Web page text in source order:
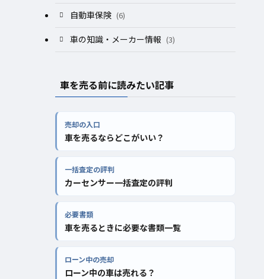
自動車保険 (6)
車の知識・メーカー情報 (3)
車を売る前に読みたい記事
売却の入口
車を売るならどこがいい？
一括査定の評判
カーセンサー一括査定の評判
必要書類
車を売るときに必要な書類一覧
ローン中の売却
ローン中の車は売れる？